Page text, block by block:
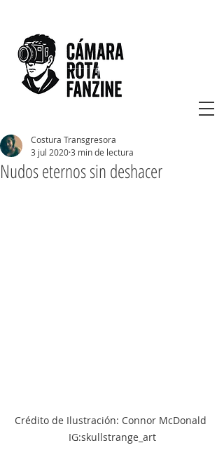
Nudos eternos sin deshacer
Costura Transgresora
3 jul 20203 min de lectura
Crédito de Ilustración: Connor McDonald
IG:skullstrange_art